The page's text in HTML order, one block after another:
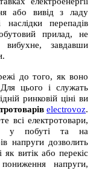
або вивід з ладу
перепадів
прилад, не
вибухне, завдавши
до того, як воно
цього і служать
ринковій ціні ви
electrovoz.
всі електротовари,
у побуті та на
напруги дозволить
витік або перекіс
напруги,